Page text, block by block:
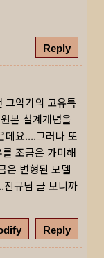
Reply
그악기의 고유특
본 설계개념을
데요....그러나 또
조금은 가미해
은 변형된 모델
진규님 글 보니까
Reply